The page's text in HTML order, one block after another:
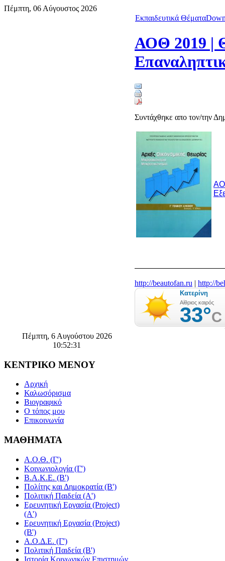
Πέμπτη, 06 Αύγουστος 2026
Εκπαιδευτικά Θέματα
ΑΟΘ 2019 |
Συντάχθηκε απο τον/την
http://beautofan.ru | http://
Πέμπτη, 6 Αυγούστου 2026
10:52:32
ΚΕΝΤΡΙΚΟ ΜΕΝΟΥ
Αρχική
Καλωσόρισμα
Βιογραφικό
Ο τόπος μου
Επικοινωνία
ΜΑΘΗΜΑΤΑ
Α.Ο.Θ. (Γ')
Κοινωνιολογία (Γ')
Β.Α.Κ.Ε. (Β')
Πολίτης και Δημοκρατία (Β')
Πολιτική Παιδεία (A')
Ερευνητική Εργασία (Project)
(Α')
Ερευνητική Εργασία (Project)
(Β')
Α.Ο.Δ.Ε. (Γ')
Πολιτική Παιδεία (Β')
Ιστορία Κοινωνικών Επιστημών